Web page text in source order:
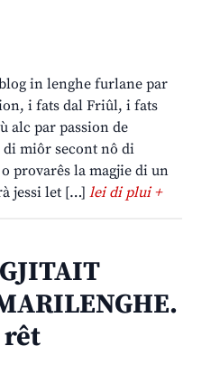
in lenghe furlane par
i fats dal Friûl, i fats
alc par passion de
miôr secont nô di
provarês la magjie di un
jessi let […] lei di plui +